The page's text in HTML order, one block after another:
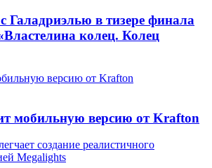
Галадриэлью в тизере финала
колец. Колец
версию от Krafton
мобильную версию от Krafton
создание реалистичного
Megalights